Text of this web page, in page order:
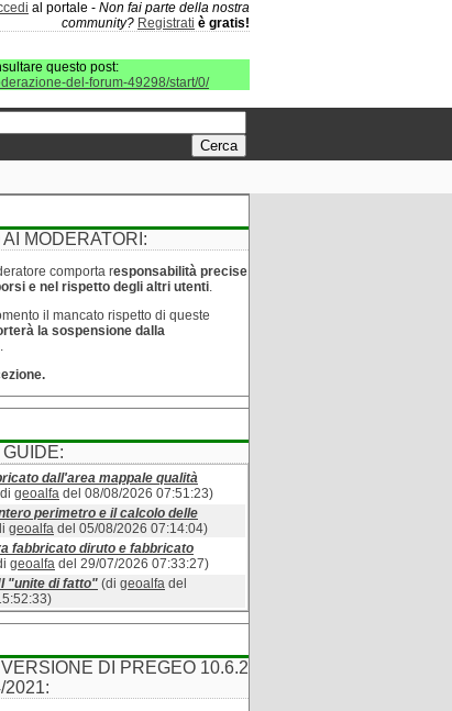
al portale - Non fai parte della nostra
community? Registrati è gratis!
questo post:
del-forum-49298/start/0/
MODERATORI:
comporta responsabilità precise
e nel rispetto degli altri utenti.
il mancato rispetto di queste
la sospensione dalla
.
dall'area mappale qualità
geoalfa del 08/08/2026 07:51:23)
perimetro e il calcolo delle
geoalfa del 05/08/2026 07:14:04)
fabbricato diruto e fabbricato
geoalfa del 29/07/2026 07:33:27)
"unite di fatto" (di geoalfa del
DI PREGEO 10.6.2
2021: